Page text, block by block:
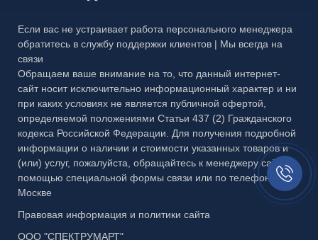
МЕТАЛЛ
Публичная оферта
Каталог №3 Двери
Каталог №5 Стеклянные ограждения
Каталог №6 Металлоконструкции
Каталог №7 Матовые рисунки
Каталог №8 Скинали и кухонные фартуки
Если вас не устраивает работа персонального менеджера
обратитесь в службу поддержки клиентов | Мы всегда на
связи
Обращаем ваше внимание на то, что данный интернет-
сайт носит исключительно информационный характер и ни
при каких условиях не является публичной офертой,
определяемой положениями Статьи 437 (2) Гражданского
кодекса Российской Федерации. Для получения подробной
информации о наличии и стоимости указанных товаров и
(или) услуг, пожалуйста, обращайтесь к менеджеру сайта с
помощью специальной формы связи или по телефону в
Москве
Правовая информация и политики сайта
ООО "СПЕКТРУМАРТ"
Заказать
звонок//